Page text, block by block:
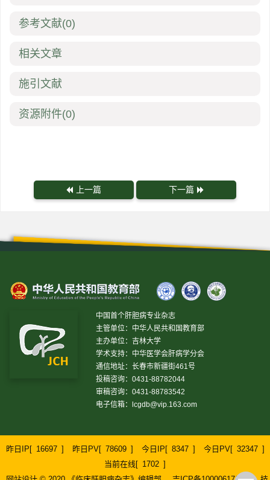
参考文献(0)
相关文章
施引文献
资源附件(0)
上一篇 下一篇
中国首个肝胆病专业杂志
主管单位：中华人民共和国教育部
主办单位：吉林大学
学术支持：中华医学会肝病学分会
通信地址：长春市新疆街461号
投稿咨询：0431-88782044
审稿咨询：0431-88783542
电子信箱：
lcgdb@vip.163.com
昨日IP[ 16697 ] 昨日PV[ 78609 ] 今日IP[ 8347 ] 今日PV[ 32347 ]
当前在线[ 1702 ]